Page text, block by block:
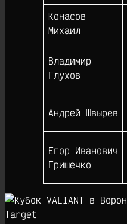
Конасов
Михаил
Владимир
Глухов
Андрей Швырев
Егор Иванович
Гришечко